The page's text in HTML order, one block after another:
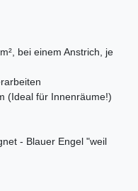
bei einem Anstrich, je
(Ideal für Innenräume!)
- Blauer Engel "weil